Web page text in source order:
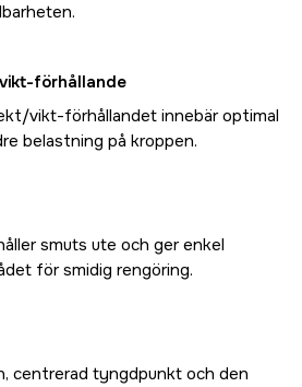
förhållande
vikt-förhållandet innebär optimal
belastning på kroppen.
smuts ute och ger enkel
för smidig rengöring.
centrerad tyngdpunkt och den